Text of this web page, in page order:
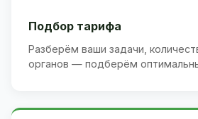
Подбор тарифа
Разберём ваши задачи,
органов — подберём